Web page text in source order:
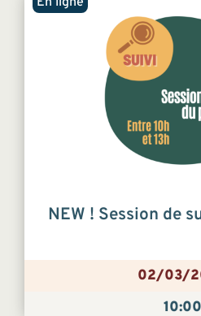
NEW ! Session de
02/03/
10:00